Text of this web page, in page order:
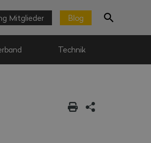
Mitglieder Blog
Technik